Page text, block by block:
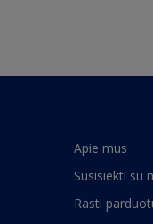
Apie mus
Susisiekti su
Rasti